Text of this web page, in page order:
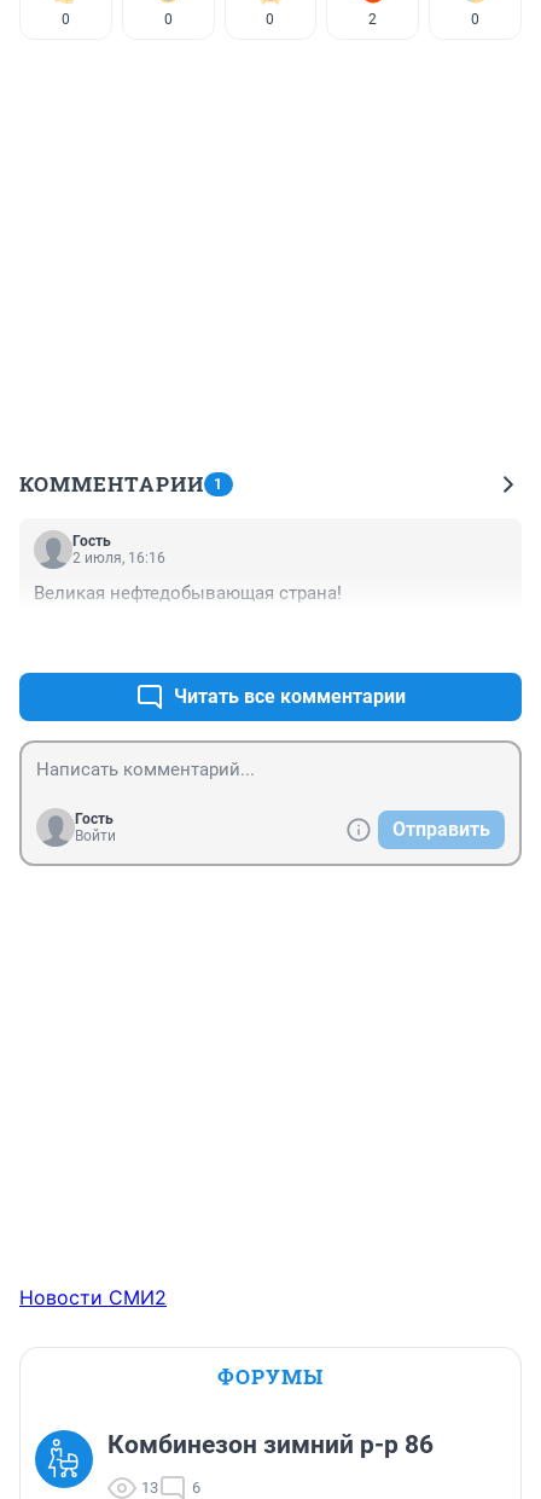
0 0 0 2 0
КОММЕНТАРИИ 1
Гость
2 июля, 16:16
Великая нефтедобывающая страна!
Читать все комментарии
Гость
Войти
Отправить
Новости СМИ2
ФОРУМЫ
Комбинезон зимний р-р 86
13 6